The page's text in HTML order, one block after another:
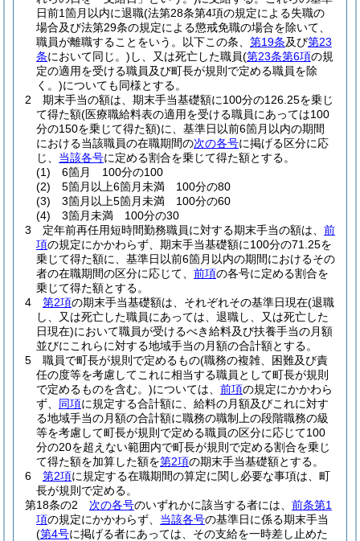
日前1箇月以内に退職(法第28条第4項の規定による失職の
場合及び法第29条の規定による懲戒免職の場合を除いて、
職員が離職することをいう。以下この条、 第19条及び第23
条において同じ。) し、又は死亡した職員(第23条第6項の規
定の適用を受ける職員及び町長が規則で定める職員を除
く。)についても同様とする。
2
期末手当の額は、期末手当基礎額に100分の126.25を乗じ
て得た額(医療職給料表の適用を受ける職員にあっては100
分の150を乗じて得た額)に、基準日以前6箇月以内の期間
における当該職員の在職期間の次の各号に掲げる区分に応
じ、 当該各号に定める割合を乗じて得た額とする。
(1)
6箇月 100分の100
(2)
5箇月以上6箇月未満 100分の80
(3)
3箇月以上5箇月未満 100分の60
(4)
3箇月未満 100分の30
3
定年前再任用短時間勤務職員に対する期末手当の額は、 前
項の規定にかかわらず、期末手当基礎額に100分の71.25を
乗じて得た額に、基準日以前6箇月以内の期間におけるその
者の在職期間の区分に応じて、 前項の各号に定める割合を
乗じて得た額とする。
4
第2項の期末手当基礎額は、それぞれその基準日現在(退職
し、又は死亡した職員にあっては、退職し、又は死亡した
日現在)において職員が受けるべき給料及び扶養手当の月額
並びにこれらに対する地域手当の月額の合計額とする。
5
職員で町長が規則で定めるもの(職務の複雑、困難及び責
任の度等を考慮してこれに相当する職員として町長が規則
で定めるものを含む。)については、 前項の規定にかかわら
ず、 同項に規定する合計額に、給料の月額及びこれに対す
る地域手当の月額の合計額に職務の職制上の段階職務の級
等を考慮して町長が規則で定める職員の区分に応じて100
分の20を超えない範囲内で町長が規則で定める割合を乗じ
て得た額を加算した額を第2項の期末手当基礎額とする。
6
第2項に規定する在職期間の算定に関し必要な事項は、町
長が規則で定める。
第18条の2
次の各号のいずれかに該当する者には、 前条第1
項の規定にかかわらず、 当該各号の基準日に係る期末手当
(第4号に掲げる者にあっては、その支給を一時差し止めた